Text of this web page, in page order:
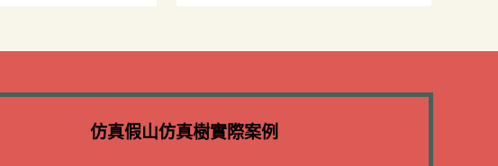
仿真假山仿真樹實際案例